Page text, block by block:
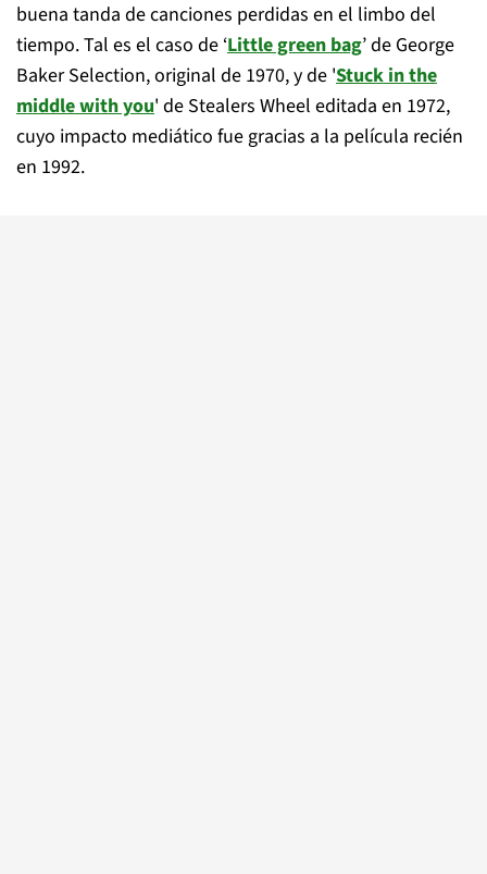
buena tanda de canciones perdidas en el limbo del
tiempo. Tal es el caso de ‘Little green bag’ de George
Baker Selection, original de 1970, y de 'Stuck in the
middle with you' de Stealers Wheel editada en 1972,
cuyo impacto mediático fue gracias a la película recién
en 1992.